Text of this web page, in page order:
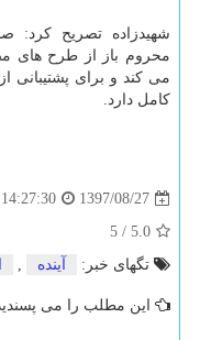
شهیدزاده تصریح كرد:
محروم باز از طرح های
می كند و برای پشتیبانی
كامل دارد.
1397/08/27
14:27:30
5.0
/
5
تگهای خبر:
آینده ,
این مطلب را می